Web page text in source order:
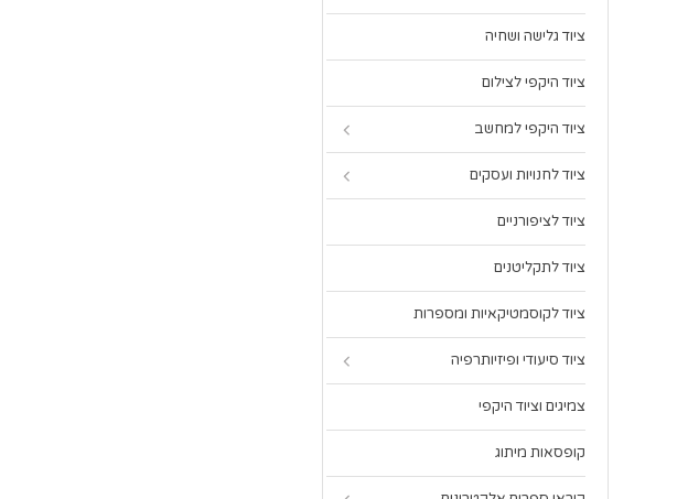
ציוד גלישה ושחיה
ציוד היקפי לצילום
ציוד היקפי למחשב
ציוד לחנויות ועסקים
ציוד לציפורניים
ציוד לתקליטנים
ציוד לקוסמטיקאיות ומספרות
ציוד סיעודי ופיזיותרפיה
צמיגים וציוד היקפי
קופסאות מיתוג